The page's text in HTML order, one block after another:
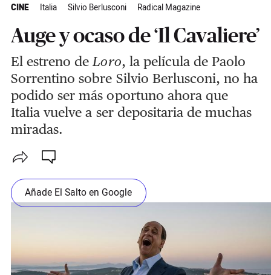
CINE Italia Silvio Berlusconi Radical Magazine
Auge y ocaso de ‘Il Cavaliere’
El estreno deLoro, la película de Paolo
Sorrentino sobre Silvio Berlusconi, no ha
podido ser más oportuno ahora que
Italia vuelve a ser depositaria de muchas
miradas.
Añade El Salto en Google